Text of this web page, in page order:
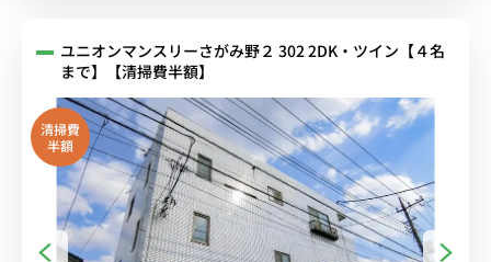
ユニオンマンスリーさがみ野２ 302 2DK・ツイン【４名
まで】【清掃費半額】
清掃費
半額